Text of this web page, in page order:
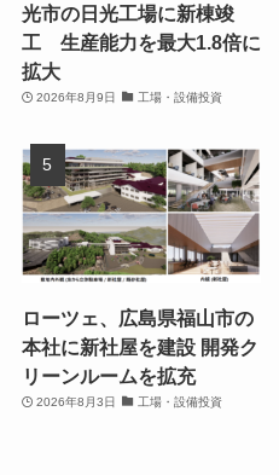
光市の日光工場に新棟竣
工 生産能力を最大1.8倍に
拡大
2026年8月9日 工場・設備投資
ローツェ、広島県福山市の
本社に新社屋を建設 開発ク
リーンルームを拡充
2026年8月3日 工場・設備投資